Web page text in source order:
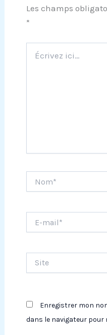
Les champs
*
ici…
mail*
Enregistrer mon
dans le navigateur